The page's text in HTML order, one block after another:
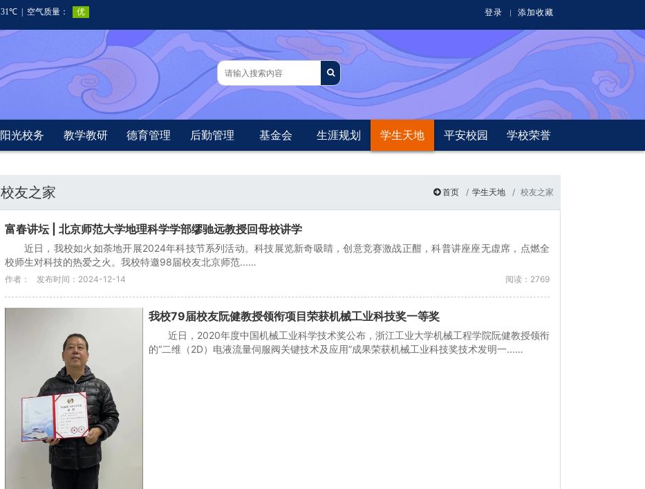
登录 添加收藏
阳光校务 教学教研 德育管理 后勤管理 基金会 生涯规划 学生天地 平安校园 学校荣誉
校友之家 首页 学生天地 校友之家
富春讲坛 | 北京师范大学地理科学学部缪驰远教授回母校讲学
近日，我校如火如荼地开展2024年科技节系列活动。科技展览新奇吸睛，创意竞赛激战正酣，科普讲座座无虚席，点燃全
校师生对科技的热爱之火。我校特邀98届校友北京师范...…
作者： 发布时间：2024-12-14 阅读：2769
我校79届校友阮健教授领衔项目荣获机械工业科技奖一等奖
近日，2020年度中国机械工业科学技术奖公布，浙江工业大学机械工程学院阮健教授领衔
的“二维（2D）电液流量伺服阀关键技术及应用”成果荣获机械工业科技奖技术发明一...…